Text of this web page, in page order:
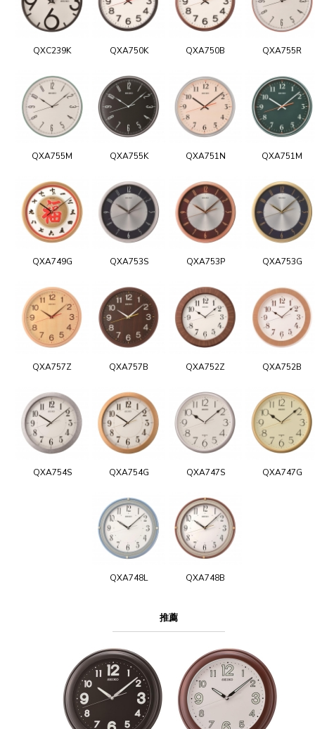
QXC239K QXA750K QXA750B QXA755R
QXA755M QXA755K QXA751N QXA751M
QXA749G QXA753S QXA753P QXA753G
QXA757Z QXA757B QXA752Z QXA752B
QXA754S QXA754G QXA747S QXA747G
QXA748L QXA748B
推薦